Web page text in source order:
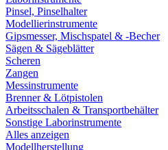
Pinsel, Pinselhalter
Modellierinstrumente
Gipsmesser, Mischspatel & -Becher
Sägen & Sägeblätter
Scheren
Zangen
Messinstrumente
Brenner & Lötpistolen
Arbeitsschalen & Transportbehälter
Sonstige Laborinstrumente
Alles anzeigen
Modellherstellung